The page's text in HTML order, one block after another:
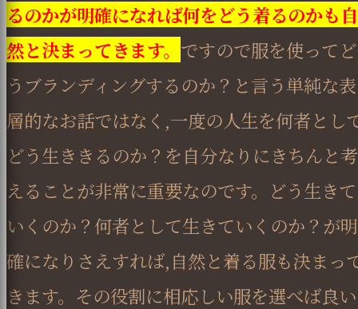
るのかが明確になれば何をどう着るのかも自
然と決まってきます。 ですので服を使ってど
うブランディングするのか？と言う単純な表
層的なお話ではなく,一度の人生を何者とし
どう生ききるのか？を自分なりにきちんと考
えることが非常に重要なのです。どう生きて
いくのか？何者として生きていくのか？が明
確になりさえすれば,自然と着る服も決まっ
きます。その役割に相応しい服を選べば良い